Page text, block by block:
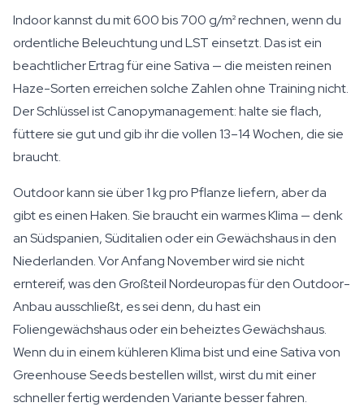
Indoor kannst du mit 600 bis 700 g/m² rechnen, wenn du
ordentliche Beleuchtung und LST einsetzt. Das ist ein
beachtlicher Ertrag für eine Sativa — die meisten reinen
Haze-Sorten erreichen solche Zahlen ohne Training nicht.
Der Schlüssel ist Canopymanagement: halte sie flach,
füttere sie gut und gib ihr die vollen 13–14 Wochen, die sie
braucht.
Outdoor kann sie über 1 kg pro Pflanze liefern, aber da
gibt es einen Haken. Sie braucht ein warmes Klima — denk
an Südspanien, Süditalien oder ein Gewächshaus in den
Niederlanden. Vor Anfang November wird sie nicht
erntereif, was den Großteil Nordeuropas für den Outdoor-
Anbau ausschließt, es sei denn, du hast ein
Foliengewächshaus oder ein beheiztes Gewächshaus.
Wenn du in einem kühleren Klima bist und eine Sativa von
Greenhouse Seeds bestellen willst, wirst du mit einer
schneller fertig werdenden Variante besser fahren.